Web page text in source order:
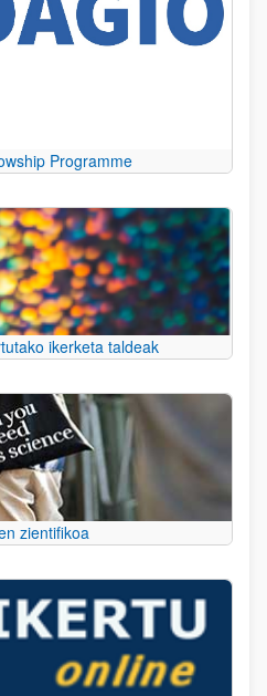
Programme
ikerketa taldeak
zientifikoa